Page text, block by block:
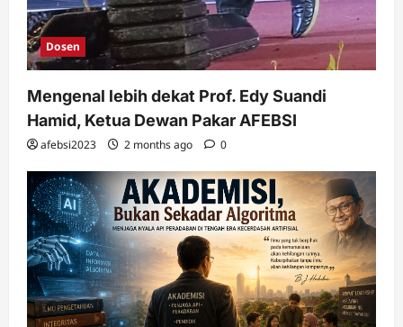
Dosen
Mengenal lebih dekat Prof. Edy Suandi
Hamid, Ketua Dewan Pakar AFEBSI
afebsi2023 2 months ago 0